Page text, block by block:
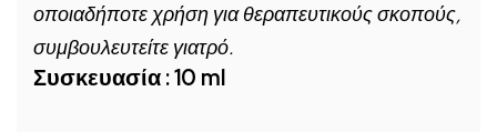
οποιαδήποτε χρήση για θεραπευτικούς σκοπούς,
συμβουλευτείτε γιατρό.
Συσκευασία : 10 ml